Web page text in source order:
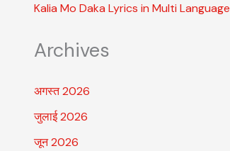
Kalia Mo Daka Lyrics in Multi Language
Archives
अगस्त 2026
जुलाई 2026
जून 2026